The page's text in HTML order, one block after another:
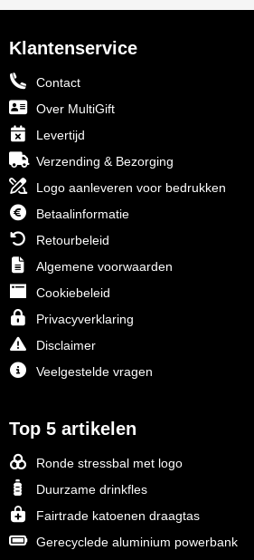
Klantenservice
Contact
Over MultiGift
Levertijd
Verzending & Bezorging
Logo aanleveren voor bedrukken
Betaalinformatie
Retourbeleid
Algemene voorwaarden
Cookiebeleid
Privacyverklaring
Disclaimer
Veelgestelde vragen
Top 5 artikelen
Ronde stressbal met logo
Duurzame drinkfles
Fairtrade katoenen draagtas
Gerecyclede aluminium powerbank